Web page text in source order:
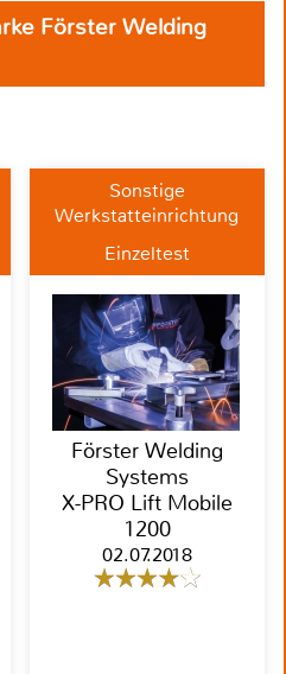
Förster Welding
Sonstige
Werkstatteinrichtung
Einzeltest
Förster Welding
Systems
X-PRO Lift Mobile
1200
02.07.2018